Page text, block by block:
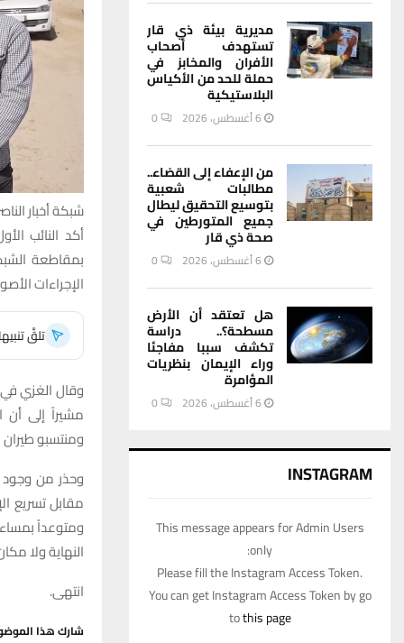
شبكة أخبار
بمقاطعة
الإجراءات
تلقَّ
وقال الغزي في
مشيراً إلى
ومنتسبو
وحذر من وجود
مقابل تسريع
ومتوعداً
النهاية ولا
انتهى.
شارك هذا
مديرية بيئة ذي قار
تستهدف أصحاب
الأفران والمخابز في
حملة للحد من الأكياس
البلاستيكية
6 أغسطس، 2026 0
من الإعفاء إلى القضاء..
مطالبات شعبية
بتوسيع التحقيق ليطال
جميع المتورطين في
صحة ذي قار
6 أغسطس، 2026 0
هل تعتقد أن الأرض
مسطحة؟.. دراسة
تكشف سببا مفاجئا
وراء الإيمان بنظريات
المؤامرة
6 أغسطس، 2026 0
INSTAGRAM
This message appears for Admin Users
only:
Please fill the Instagram Access Token.
You can get Instagram Access Token by go
tothis page